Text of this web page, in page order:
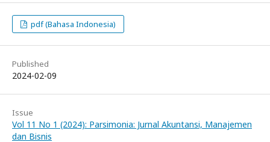
pdf (Bahasa Indonesia)
Published
2024-02-09
Issue
Vol 11 No 1 (2024): Parsimonia: Jurnal Akuntansi, Manajemen
dan Bisnis